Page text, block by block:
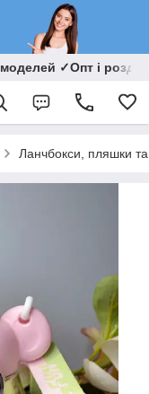
✓Опт і
Ланчбокси, пляшки